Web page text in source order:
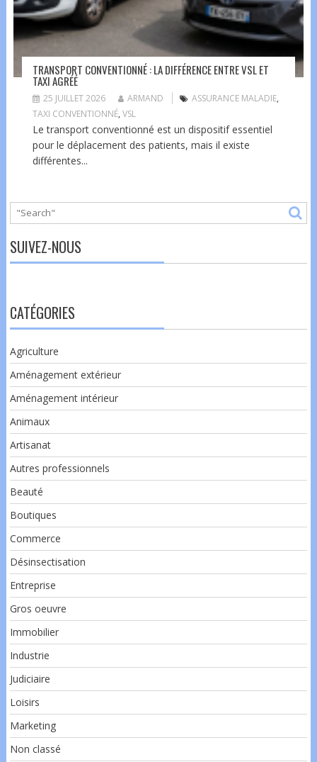
TRANSPORT CONVENTIONNÉ : LA DIFFÉRENCE ENTRE VSL ET
TAXI AGRÉÉ
25 JUILLET 2026 ARMAND ASSURANCE MALADIE,
TAXI CONVENTIONNÉ, VSL
Le transport conventionné est un dispositif essentiel
pour le déplacement des patients, mais il existe
différentes...
SUIVEZ-NOUS
CATÉGORIES
Agriculture
Aménagement extérieur
Aménagement intérieur
Animaux
Artisanat
Autres professionnels
Beauté
Boutiques
Commerce
Désinsectisation
Entreprise
Gros oeuvre
Immobilier
Industrie
Judiciaire
Loisirs
Marketing
Non classé